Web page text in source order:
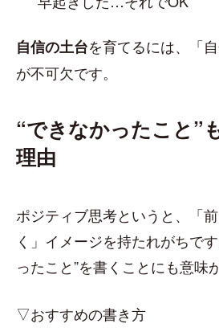
自信の土台を育てるには、「
が不可欠です。
“できなかったこと”
理由
ポジティブ思考というと、「
く」イメージを持たれがちで
ったこと”を書くことにも意味
▽おすすめの書き方